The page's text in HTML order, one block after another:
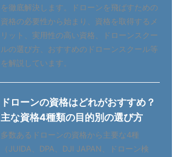
を徹底解決します。ドローンを飛ばすための
資格の必要性から始まり、資格を取得するメ
リット、実用性の高い資格、ドローンスクー
ルの選び方、おすすめのドローンスクール等
を解説しています。
ドローンの資格はどれがおすすめ？
主な資格4種類の目的別の選び方
多数あるドローンの資格から主要な4種
（JUIDA、DPA、DJI JAPAN、ドローン検